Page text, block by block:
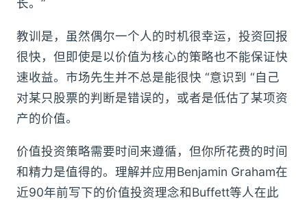
长。”
教训是，虽然偶尔一个人的时机很幸运，投资回报
很快，但即使是以价值为核心的策略也不能保证快
速收益。市场先生并不总是能很快 “意识到 “自己
对某只股票的判断是错误的，或者是低估了某项资
产的价值。
价值投资策略需要时间来遵循，但你所花费的时间
和精力是值得的。理解并应用Benjamin Graham在
近90年前写下的价值投资理念和Buffett等人在此